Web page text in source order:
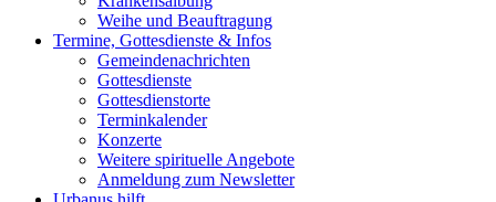
Weihe und Beauftragung
Termine, Gottesdienste & Infos
Gemeindenachrichten
Gottesdienste
Gottesdienstorte
Terminkalender
Konzerte
Weitere spirituelle Angebote
Anmeldung zum Newsletter